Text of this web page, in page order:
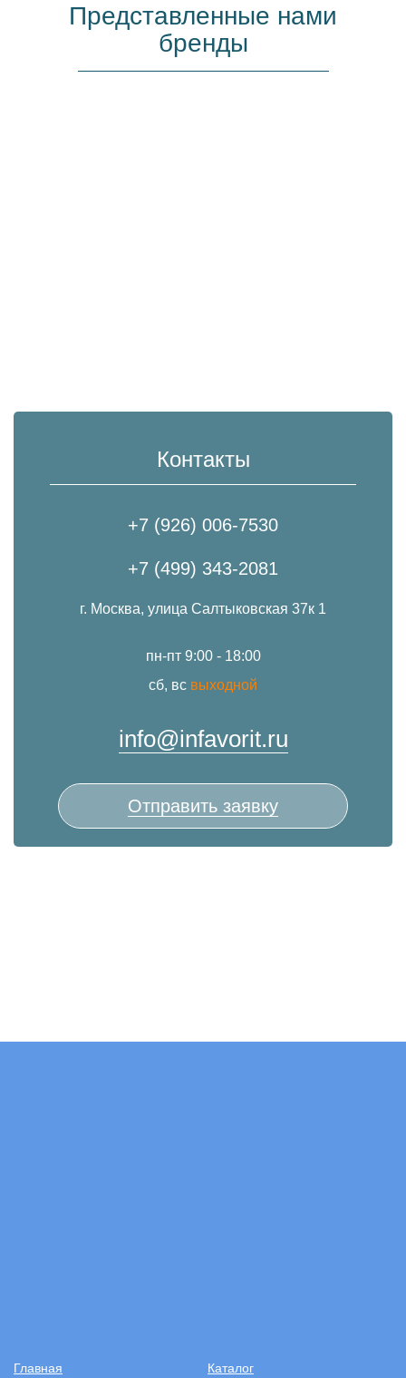
Представленные нами
бренды
Контакты
+7 (926) 006-7530
+7 (499) 343-2081
г. Москва, улица Салтыковская 37к 1
пн-пт 9:00 - 18:00
сб, вс выходной
info@infavorit.ru
Отправить заявку
Главная Каталог